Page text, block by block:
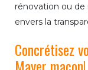
rénovation ou
envers la
Concrétisez
Mayer maçon!